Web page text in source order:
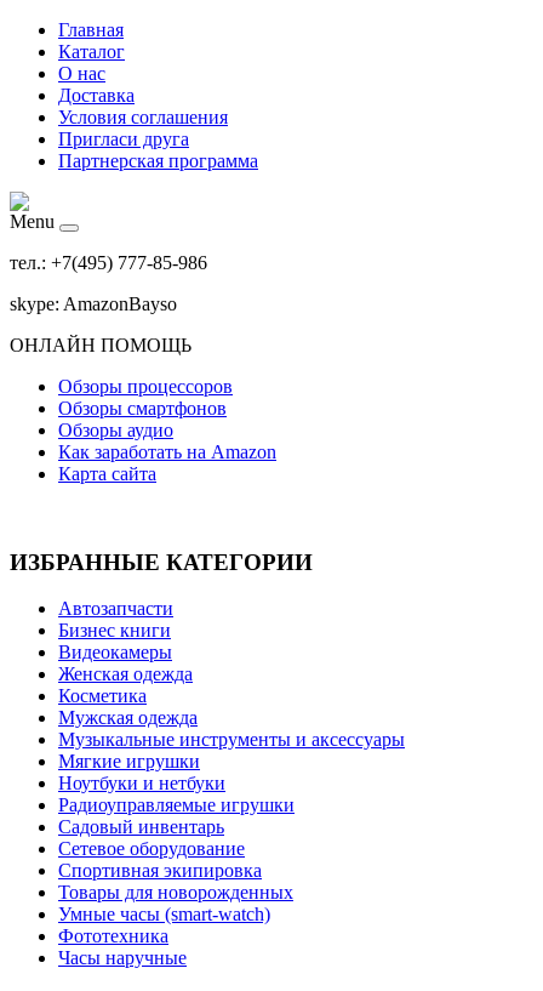
Главная
Каталог
О нас
Доставка
Условия соглашения
Пригласи друга
Партнерская программа
Menu
тел.: +7(495) 777-85-986
skype: AmazonBayso
ОНЛАЙН ПОМОЩЬ
Обзоры процессоров
Обзоры смартфонов
Обзоры аудио
Как заработать на Amazon
Карта сайта
ИЗБРАННЫЕ КАТЕГОРИИ
Автозапчасти
Бизнес книги
Видеокамеры
Женская одежда
Косметика
Мужская одежда
Музыкальные инструменты и аксессуары
Мягкие игрушки
Ноутбуки и нетбуки
Радиоуправляемые игрушки
Садовый инвентарь
Сетевое оборудование
Спортивная экипировка
Товары для новорожденных
Умные часы (smart-watch)
Фототехника
Часы наручные